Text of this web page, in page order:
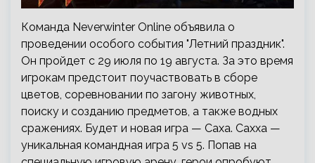
Команда Neverwinter Online объявила о
проведении особого события "Летний праздник".
Он пройдет с 29 июля по 19 августа. За это время
игрокам предстоит поучаствовать в сборе
цветов, соревновании по загону животных,
поиску и созданию предметов, а также водных
сражениях. Будет и новая игра — Саха. Сахха —
уникальная командная игра 5 vs 5. Попав на